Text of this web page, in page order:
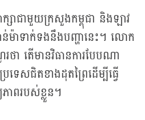
សាជាមួយក្រសួងកម្ពុជា និងឡាវ
ន់ម៉ាទាក់ទងនឹងបញ្ហានេះ។ លោក
ា តើមានវិធានការបែបណា
ទេសជិតខាងដុតព្រៃដើម្បីធ្វើ
ពរបស់ខ្លួន។